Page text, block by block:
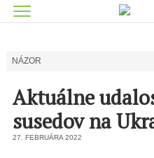
NÁZOR
Aktuálne
susedov na
27. FEBRUÁRA 2022